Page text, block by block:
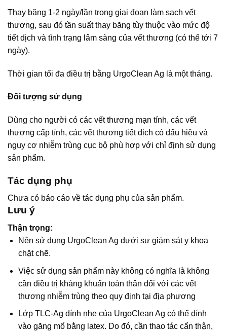
Thay băng 1-2 ngày/lần trong giai đoạn làm sạch vết
thương, sau đó tần suất thay băng tùy thuộc vào mức độ
tiết dịch và tình trạng lâm sàng của vết thương (có thể tới 7
ngày).
Thời gian tối đa điều trị bằng UrgoClean Ag là một tháng.
Đối tượng sử dụng
Dùng cho người có các vết thương mạn tính, các vết
thương cấp tính, các vết thương tiết dịch có dấu hiệu và
nguy cơ nhiễm trùng cục bộ phù hợp với chỉ định sử dụng
sản phẩm.
Tác dụng phụ
Chưa có báo cáo về tác dụng phụ của sản phẩm.
Lưu ý
Thận trọng:
Nên sử dụng UrgoClean Ag dưới sự giám sát y khoa
chặt chẽ.
Việc sử dụng sản phẩm này không có nghĩa là không
cần điều trị kháng khuẩn toàn thân đối với các vết
thương nhiễm trùng theo quy định tại địa phương
Lớp TLC-Ag dính nhẹ của UrgoClean Ag có thể dính
vào găng mổ bằng latex. Do đó, cần thao tác cẩn thận,